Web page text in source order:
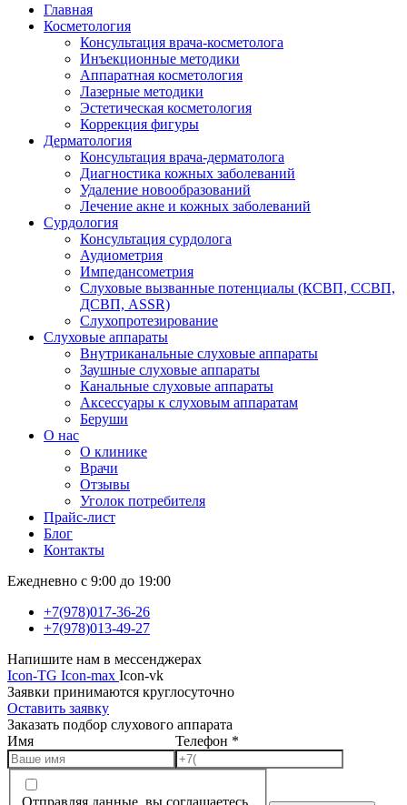
Главная
Косметология
Консультация врача-косметолога
Инъекционные методики
Аппаратная косметология
Лазерные методики
Эстетическая косметология
Коррекция фигуры
Дерматология
Консультация врача-дерматолога
Диагностика кожных заболеваний
Удаление новообразований
Лечение акне и кожных заболеваний
Сурдология
Консультация сурдолога
Аудиометрия
Импедансометрия
Слуховые вызванные потенциалы (КСВП, ССВП,
ДСВП, ASSR)
Слухопротезирование
Слуховые аппараты
Внутриканальные слуховые аппараты
Заушные слуховые аппараты
Канальные слуховые аппараты
Аксессуары к слуховым аппаратам
Беруши
О нас
О клинике
Врачи
Отзывы
Уголок потребителя
Прайс-лист
Блог
Контакты
Ежедневно с 9:00 до 19:00
+7(978)017-36-26
+7(978)013-49-27
Напишите нам в мессенджерах
Icon-TG Icon-max Icon-vk
Заявки принимаются круглосуточно
Оставить заявку
Заказать подбор слухового аппарата
Имя
Телефон *
Отправляя данные, вы соглашаетесь